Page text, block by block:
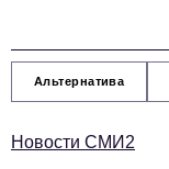
Альтернатива
Новости СМИ2